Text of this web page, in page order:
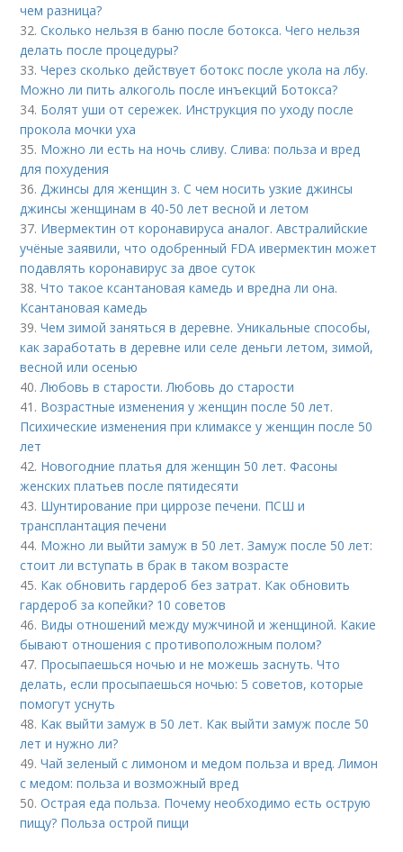
чем разница?
32.Сколько нельзя в баню после ботокса. Чего нельзя
делать после процедуры?
33.Через сколько действует ботокс после укола на лбу.
Можно ли пить алкоголь после инъекций Ботокса?
34. Болят уши от сережек. Инструкция по уходу после
прокола мочки уха
35. Можно ли есть на ночь сливу. Слива: польза и вред
для похудения
36.Джинсы для женщин з. С чем носить узкие джинсы
джинсы женщинам в 40-50 лет весной и летом
37. Ивермектин от коронавируса аналог. Австралийские
учёные заявили, что одобренный FDA ивермектин может
подавлять коронавирус за двое суток
38.Что такое ксантановая камедь и вредна ли она.
Ксантановая камедь
39.Чем зимой заняться в деревне. Уникальные способы,
как заработать в деревне или селе деньги летом, зимой,
весной или осенью
40.Любовь в старости. Любовь до старости
41. Возрастные изменения у женщин после 50 лет.
Психические изменения при климаксе у женщин после 50
лет
42. Новогодние платья для женщин 50 лет. Фасоны
женских платьев после пятидесяти
43. Шунтирование при циррозе печени. ПСШ и
трансплантация печени
44. Можно ли выйти замуж в 50 лет. Замуж после 50 лет:
стоит ли вступать в брак в таком возрасте
45. Как обновить гардероб без затрат. Как обновить
гардероб за копейки? 10 советов
46. Виды отношений между мужчиной и женщиной. Какие
бывают отношения с противоположным полом?
47. Просыпаешься ночью и не можешь заснуть. Что
делать, если просыпаешься ночью: 5 советов, которые
помогут уснуть
48. Как выйти замуж в 50 лет. Как выйти замуж после 50
лет и нужно ли?
49.Чай зеленый с лимоном и медом польза и вред. Лимон
с медом: польза и возможный вред
50.Острая еда польза. Почему необходимо есть острую
пищу? Польза острой пищи